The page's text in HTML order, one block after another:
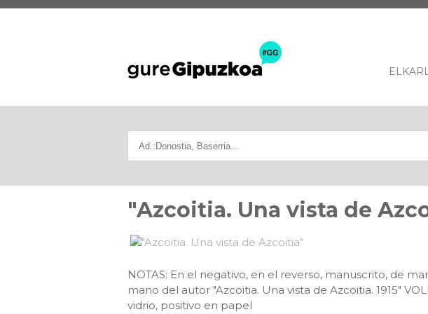
"Azcoitia. Una vista de
NOTAS: En el negativo, en el reverso, manuscrito, de
mano del autor "Azcoitia. Una vista de Azcoitia. 1915"
vidrio, positivo en papel